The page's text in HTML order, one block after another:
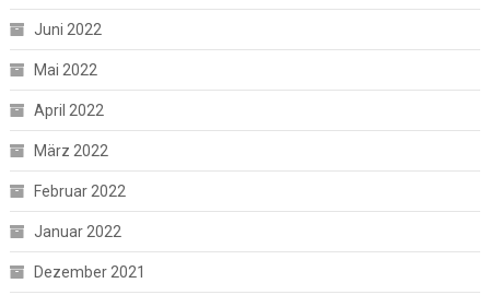
Juni 2022
Mai 2022
April 2022
März 2022
Februar 2022
Januar 2022
Dezember 2021